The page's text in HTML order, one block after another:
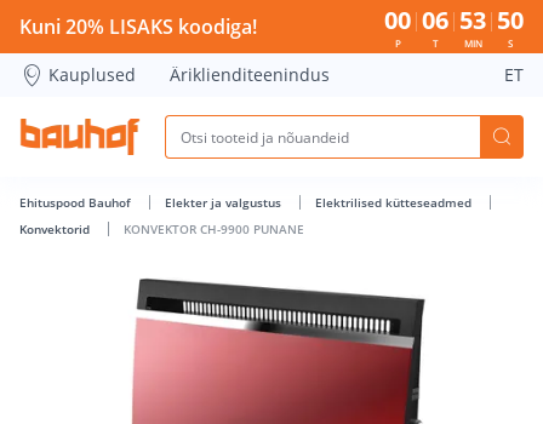
KONVEKTOR CH-9900 PUNANE - Bauhof has loaded
Kuni 20% LISAKS koodiga! 00
P
06
T
53
MIN
49
S
Kauplused Äriklienditeenindus ET
Ehituspood Bauhof Elekter ja valgustus
Elektrilised kütteseadmed
Konvektorid
KONVEKTOR CH-9900 PUNANE